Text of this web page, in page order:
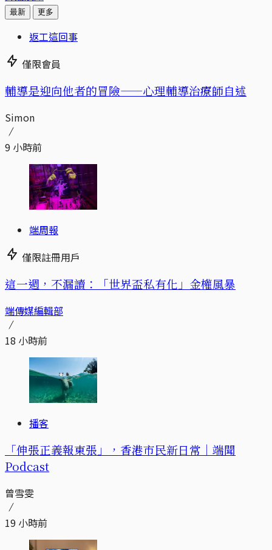
最新 更多
返工這回事
僅限會員
輔導是迎向他者的冒險——心理輔導治療師自述
Simon
9 小時前
端周報
僅限註冊用戶
這一週，不漏讀：「世界盃私有化」金權風暴
端傳媒編輯部
18 小時前
播客
「伸張正義報東張」，香港市民新日常｜端聞
Podcast
曾雪雯
19 小時前